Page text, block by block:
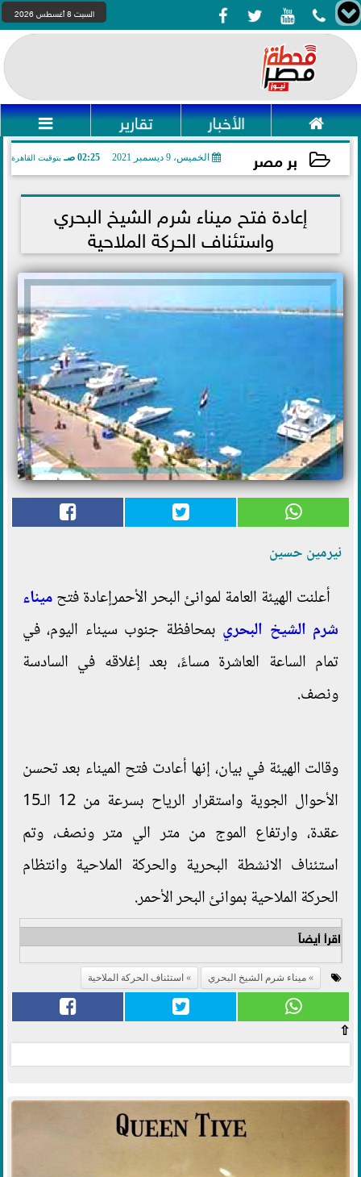
    السبت 8 أغسطس 2026
 الأخبار تقارير 
بر مصر الخميس، 9 ديسمبر 2021 02:25 صـ بتوقيت القاهرة
2021-12-09 02:25:11إعادة فتح ميناء شرم الشيخ البحري
واستئناف الحركة الملاحية
نيرمين حسين
أعلنت الهيئة العامة لموانئ البحر الأحمرإعادة فتحميناء
شرم الشيخ البحري بمحافظة جنوب سيناء اليوم، في
تمام الساعة العاشرة مساءً، بعد إغلاقه في السادسة
ونصف.
وقالت الهيئة في بيان، إنها أعادت فتح الميناء بعد تحسن
الأحوال الجوية واستقرار الرياح بسرعة من 12 الـ15
عقدة، وارتفاع الموج من متر الي متر ونصف، وتم
استئناف الانشطة البحرية والحركة الملاحية وانتظام
الحركة الملاحية بموانئ البحر الأحمر.
اقرأ أيضاً
ميناء شرم الشيخ البحري استئناف الحركة الملاحية
⇧